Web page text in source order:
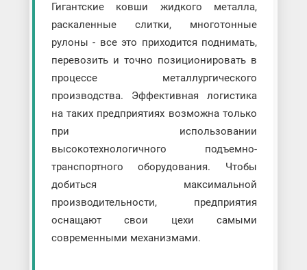
Настенные передвижные краны
Платформы транспортировочные
Погрузчики
Портальные краны
Рольганги
Тали
Тележки гидравлические
Тележки механические
Тельферы
Транспортеры
Штабелеры
Гигантские ковши жидкого металла,
раскаленные слитки, многотонные
рулоны - все это приходится поднимать,
перевозить и точно позиционировать в
процессе металлургического
производства. Эффективная логистика
на таких предприятиях возможна только
при использовании
высокотехнологичного подъемно-
транспортного оборудования. Чтобы
добиться максимальной
производительности, предприятия
оснащают свои цехи самыми
современными механизмами.